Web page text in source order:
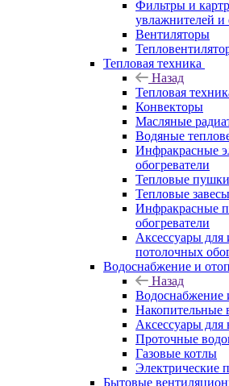
Фильтры и
увлажнителей и
Вентиляторы
Тепловая техника
Назад
Тепловая
Конвекторы
Масляные
Водяные
Инфракрасные
обогреватели
Тепловые пушки
Тепловые завесы
Инфракрасные
обогреватели
Аксессуары
потолочных
Водоснабжение и
Назад
Водоснабжение
Накопительные
Аксессуары для
Проточные
Газовые котлы
Электрические
Бытовые